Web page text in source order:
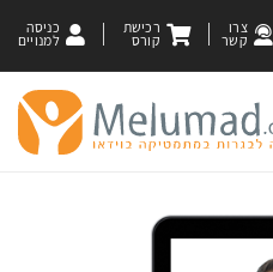
כניסה
למנויים
רכישת
קורס
צרו
קשר